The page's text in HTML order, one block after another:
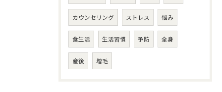
カウンセリング ストレス 悩み
食生活 生活習慣 予防 全身
産後 増毛